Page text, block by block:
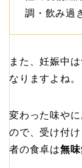
調・飲み過
また、妊娠中
なりますよね。
変わった味や
ので、受け付
者の食卓は無